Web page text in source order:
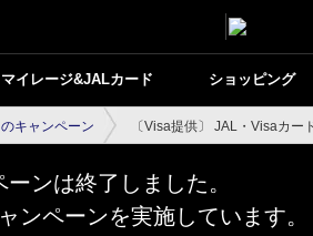
マイレージ&JALカード ショッピング
キャンペーン 〔Visa提供〕 JAL・Visaカ
ンは終了しました。
ンペーンを実施しています。